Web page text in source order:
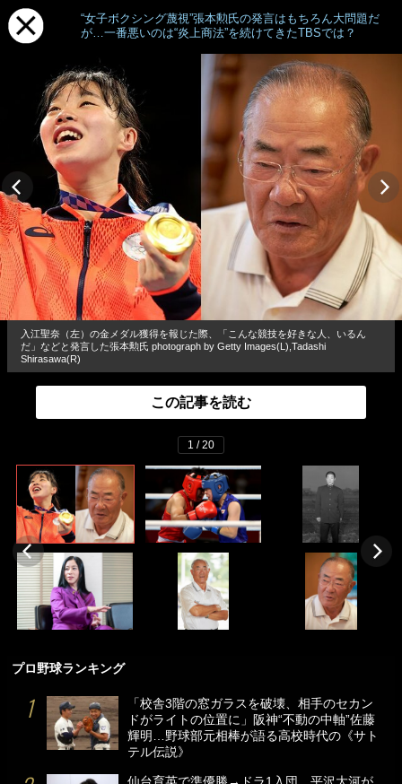
“女子ボクシング蔑視”張本勲氏の発言はもちろん大問題だ
が…一番悪いのは“炎上商法”を続けてきたTBSでは？
入江聖奈（左）の金メダル獲得を報じた際、「こんな競技を好きな人、いるん
だ」などと発言した張本勲氏 photograph by Getty Images(L),Tadashi
Shirasawa(R)
この記事を読む
1 / 20
プロ野球ランキング
「校舎3階の窓ガラスを破壊、相手のセカン
ドがライトの位置に」阪神“不動の中軸”佐藤
輝明…野球部元相棒が語る高校時代の《サト
テル伝説》